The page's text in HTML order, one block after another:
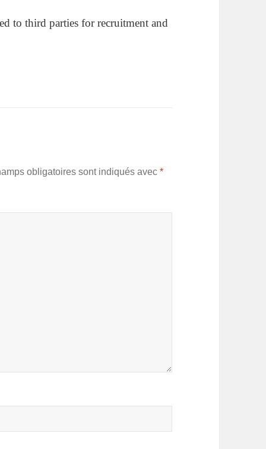
to third parties for recruitment and
obligatoires sont indiqués avec*